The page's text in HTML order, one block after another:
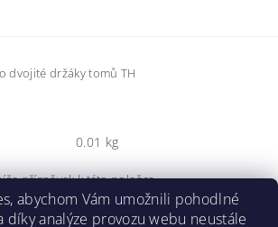
dvojité držáky tomů TH
0.01 kg
příspěvek k této položce.
abychom Vám umožnili pohodlné
analýze provozu webu neustále